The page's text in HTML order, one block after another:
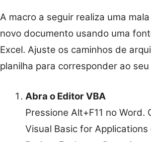
A macro a seguir realiza uma
novo documento usando uma
Excel. Ajuste os caminhos de
planilha para corresponder ao
Abra o Editor VBA
Pressione Alt+F11 no Word.
Visual Basic for